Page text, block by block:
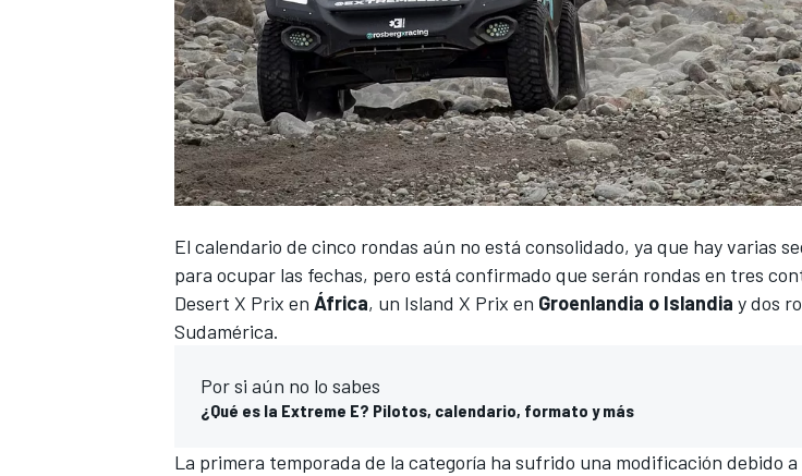
El calendario de cinco rondas aún no está consolidado, ya que hay varias
para ocupar las fechas, pero está confirmado que serán rondas en tres
Desert X Prix en África, un Island X Prix en Groenlandia o Islandia y dos
Sudamérica.
Por si aún no lo sabes
¿Qué es la Extreme E? Pilotos, calendario, formato y más
La primera temporada de la categoría ha sufrido una modificación debido a